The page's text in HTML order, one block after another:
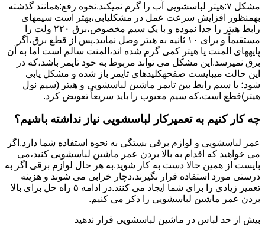
مشکل ۷:ﻫﯿﺘﺮ لباسشویی آب را ﮔﺮم نمیکند.نحوه رﻓﻊ:ﻫﻤﺎﻧﻨﺪ ﮔﺬﺷﺘﻪ
بهمنظور اﻓﺰاﯾﺶ ﺳﺮﻋﺖ ﻋﻤﻞ در مشکلیابی،بهتر است سیمهای
راﺑﻂ ﻫﯿﺘﺮ را ﺟﺪا ﻧﻤﻮده و ﺑﺎ ﯾﮏ ﺳﯿﻢ ﻣﺨﺼﻮص،برق ۲۲۰ ولت را
مستقیماً و برای ۱۰ ﺛﺎﻧﯿﻪ ﺑﻪ ﻫﯿﺘﺮ وصل نمایید.ﭘﺲ از ﻗﻄﻊ ﺑﺮق،اﮔﺮ
پایههای اﻟﻤﻨﺖ یا هیتر کمی ﮔﺮم ﺷﺪه اند،اﻟﻤﻨﺖ ﺳﺎﻟﻢ است اما ﺑﻪ آن
ﺑﺮق نمیرسد.اﯾﻦ ﻣﺸﮑﻞ می تواند مربوط به ﺧﻮد ﺗﺎﯾﻤﺮ باشد،ﮐﻪ در
این حالت میبایست صفحهکلیدهای ﺗﺎﯾﻤﺮ باز شده و مشکل یابی
شود؛ ﯾﺎ ﺳﯿﻢ راﺑﻂ ﺑﯿﻦ ﺗﺎﯾﻤﺮ ماشین لباسشویی و ﻫﯿﺘﺮ (سیم ﻧﻮل
ﻫﯿﺘﺮ)ﻗﻄﻊ اﺳﺖ،ﮐﻪ ﺳﯿﻢ ﻣﻌﯿﻮب را ﺑﺎﯾﺪ سریعاً ﺗﻌﻮﯾﺾ کرد.
چه کار کنیم به تعمیرکار لباسشویی نیاز نداشته باشیم؟
عمر لباسشویی و لوازم برقی بستگی به نحوه استفاده شما دارد.اگر
می خواهید که اقدام به بالا بردن عمر ماشین لباسشویی کنید،می
بایست از همین حالا دست به کار شوید.به هر حال لوازم برقی اگر به
درستی مورد استفاده قرار نگیرند،دچار خرابی می شوند و هزینه
تعمیر زیادی را برای شما ایجاد می کنند.در ادامه ۵ راه حل برای بالا
بردن عمر ماشین لباسشویی را ذکر می کنیم.
بیش از حد لباس در ماشین لباسشویی قرار ندهید